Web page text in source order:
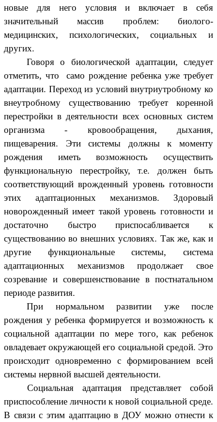
новые для него условия ивключает в себя
значительный массив проблем: биолого-
медицинских, психологических, социальных и
других.
Говоря о биологической адаптации, следует
отметить, что само рождение ребенка уже требует
адаптации. Переход из условий внутриутробному ко
внеутробному существованию требует коренной
перестройки в деятельности всех основных систем
организма - кровообращения, дыхания,
пищеварения. Эти системы должны к моменту
рождения иметь возможность осуществить
функциональную перестройку, т.е. должен быть
соответствующий врожденный уровень готовности
этих адаптационных механизмов. Здоровый
новорожденный имеет такой уровень готовности и
достаточно быстро приспосабливается к
существованию во внешних условиях. Так же, как и
другие функциональные системы, система
адаптационных механизмов продолжает свое
созревание и совершенствование в постнатальном
периоде развития.
При нормальном развитии уже после
рождения у ребенка формируется и возможность к
социальной адаптации по мере того, как ребенок
овладевает окружающей его социальной средой. Это
происходит одновременно с формированием всей
системы нервной высшей деятельности.
Социальная адаптация представляет собой
приспособление личности к новой социальной среде.
В связи с этим адаптацию в ДОУ можно отнести к